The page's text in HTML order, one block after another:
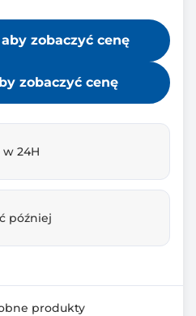
zobaczyć cenę
zobaczyć cenę
24H
później
produkty